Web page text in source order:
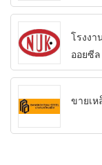
โรงงา
ออยซีล
ขายเ